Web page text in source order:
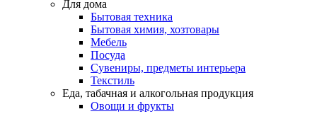
Для дома
Бытовая техника
Бытовая химия, хозтовары
Мебель
Посуда
Сувениры, предметы интерьера
Текстиль
Еда, табачная и алкогольная продукция
Овощи и фрукты